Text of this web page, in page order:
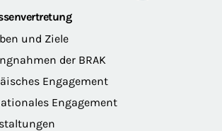
und Ziele
der BRAK
Engagement
Engagement